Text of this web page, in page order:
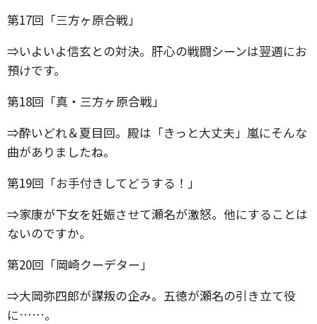
第17回「三方ヶ原合戦」
⇒いよいよ信玄との対決。肝心の戦闘シーンは翌週にお
預けです。
第18回「真・三方ヶ原合戦」
⇒酔いどれ＆夏目回。殿は「きっと大丈夫」嵐にそんな
曲がありましたね。
第19回「お手付きしてどうする！」
⇒家康が下女を妊娠させて瀬名が激怒。他にすることは
ないのですか。
第20回「岡崎クーデター」
⇒大岡弥四郎が謀叛の企み。五徳が瀬名の引き立て役
に……。